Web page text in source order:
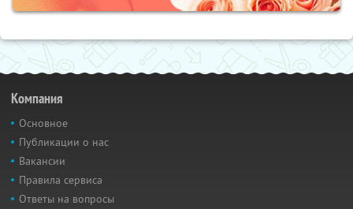
Компания
Основное
Публикации о нас
Вакансии
Правила сервиса
Ответы на вопросы